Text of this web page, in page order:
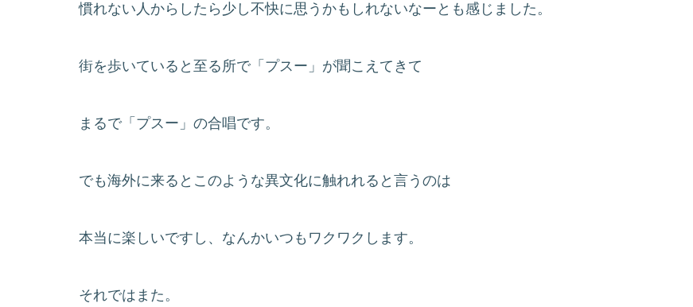
慣れない人からしたら少し不快に思うかもしれないなーとも感じました。
街を歩いていると至る所で「プスー」が聞こえてきて
まるで「プスー」の合唱です。
でも海外に来るとこのような異文化に触れれると言うのは
本当に楽しいですし、なんかいつもワクワクします。
それではまた。